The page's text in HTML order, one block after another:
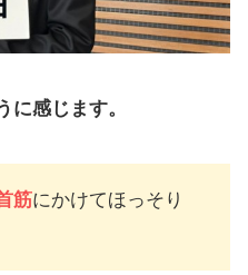
に感じます。
筋にかけてほっそり